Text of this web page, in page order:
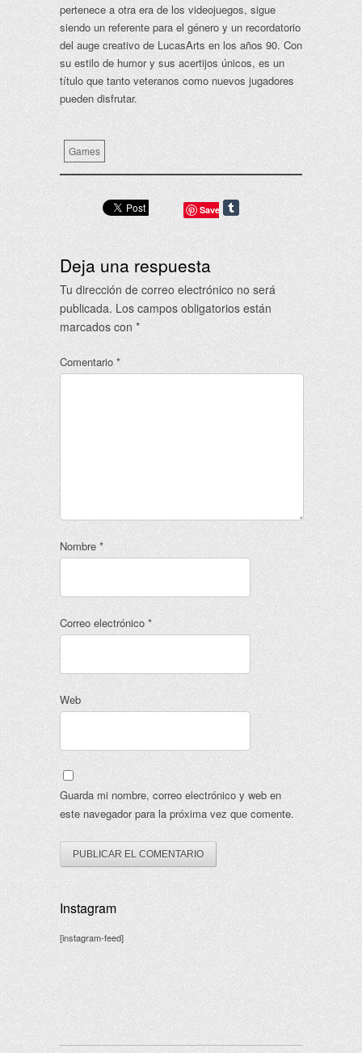
pertenece a otra era de los videojuegos, sigue
siendo un referente para el género y un recordatorio
del auge creativo de LucasArts en los años 90. Con
su estilo de humor y sus acertijos únicos, es un
título que tanto veteranos como nuevos jugadores
pueden disfrutar.
Games
Save
Deja una respuesta
Tu dirección de correo electrónico no será
publicada. Los campos obligatorios están
marcados con *
Comentario *
Nombre *
Correo electrónico *
Web
Guarda mi nombre, correo electrónico y web en
este navegador para la próxima vez que comente.
Instagram
[instagram-feed]